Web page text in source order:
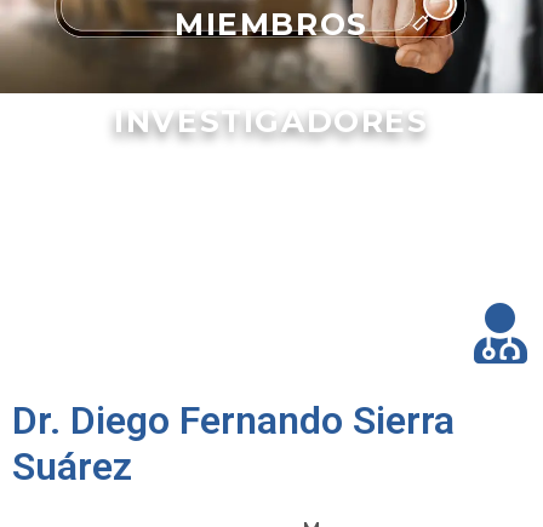
MIEMBROS
INVESTIGADORES
Dr. Diego Fernando Sierra
Suárez